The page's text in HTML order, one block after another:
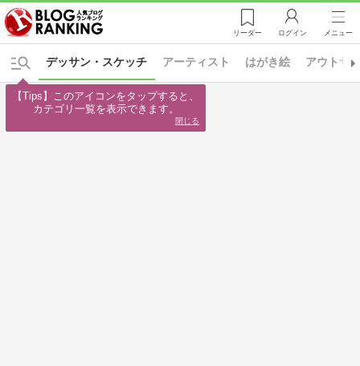
リーダー ログイン メニュー
アーティスト はがき絵 アウトサ
デッサン・スケッチ
【Tips】このアイコンをタップすると、
カテゴリ一覧を表示できます。
閉じる